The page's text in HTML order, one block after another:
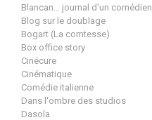
Blancan… journal d'un comédien
Blog sur le doublage
Bogart (La comtesse)
Box office story
Cinécure
Cinématique
Comédie italienne
Dans l'ombre des studios
Dasola